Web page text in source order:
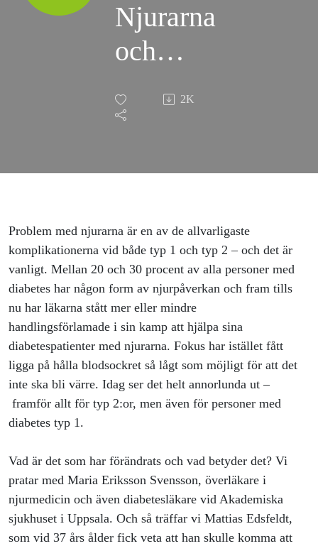
Njurarna
och
diabetes
– från
ljus
prognos
2K
Problem med njurarna är en av de allvarligaste
komplikationerna vid både typ 1 och typ 2 – och det är
vanligt. Mellan 20 och 30 procent av alla personer med
diabetes har någon form av njurpåverkan och fram tills
nu har läkarna stått mer eller mindre
handlingsförlamade i sin kamp att hjälpa sina
diabetespatienter med njurarna. Fokus har istället fått
ligga på hålla blodsockret så lågt som möjligt för att det
inte ska bli värre. Idag ser det helt annorlunda ut –
framför allt för typ 2:or, men även för personer med
diabetes typ 1.
Vad är det som har förändrats och vad betyder det? Vi
pratar med Maria Eriksson Svensson, överläkare i
njurmedicin och även diabetesläkare vid Akademiska
sjukhuset i Uppsala. Och så träffar vi Mattias Edsfeldt,
som vid 37 års ålder fick veta att han skulle komma att